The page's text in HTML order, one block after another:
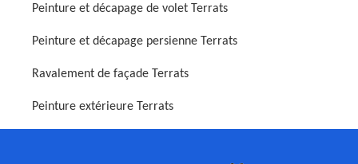
Peinture et décapage de volet Terrats
Peinture et décapage persienne Terrats
Ravalement de façade Terrats
Peinture extérieure Terrats